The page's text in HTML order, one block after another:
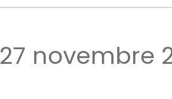
27 novembre